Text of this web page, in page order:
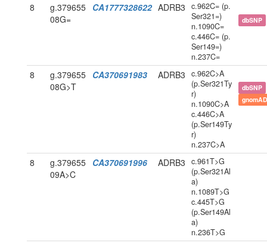
8
g.379655
08G=
CA1777328622 ADRB3
c.962C= (p.
Ser321=)
n.1090C=
c.446C= (p.
Ser149=)
n.237C=
dbSNP
8
g.379655
08G>T
CA370691983 ADRB3
c.962C>A
(p.Ser321Ty
r)
n.1090C>A
c.446C>A
(p.Ser149Ty
r)
n.237C>A
dbSNP
8
g.379655
09A>C
CA370691996 ADRB3
c.961T>G
(p.Ser321Al
a)
n.1089T>G
c.445T>G
(p.Ser149Al
a)
n.236T>G